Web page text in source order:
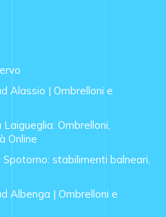
Alassio | Ombrelloni e
Ombrelloni,
Online
stabilimenti balneari,
Albenga | Ombrelloni e